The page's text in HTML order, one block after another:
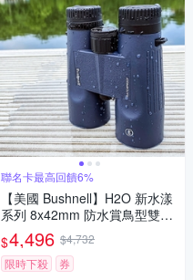
聯名卡最高回饋6%
【美國 Bushnell】H2O 新水漾
系列 8x42mm 防水賞鳥型雙筒
望遠鏡 158042R
$4,496 $4,732
限時下殺
券